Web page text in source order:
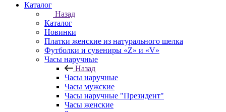
Каталог
Назад
Каталог
Новинки
Платки женские из натурального шелка
Футболки и сувениры «Z» и «V»
Часы наручные
Назад
Часы наручные
Часы мужские
Часы наручные "Президент"
Часы женские